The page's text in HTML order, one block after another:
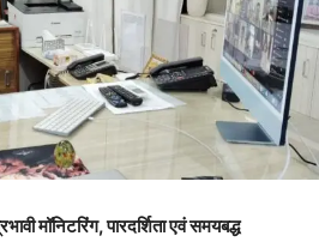
मॉनिटरिंग, पारदर्शिता एवं समयबद्ध